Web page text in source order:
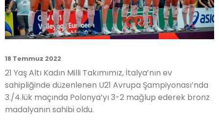
18 Temmuz 2022
21 Yaş Altı Kadın Milli Takımımız, İtalya’nın ev
sahipliğinde düzenlenen U21 Avrupa Şampiyonası’nda
3./4.lük maçında Polonya’yı 3-2 mağlup ederek bronz
madalyanın sahibi oldu.